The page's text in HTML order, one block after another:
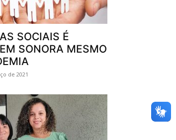
SOCIAIS É
SONORA MESMO
de 2021